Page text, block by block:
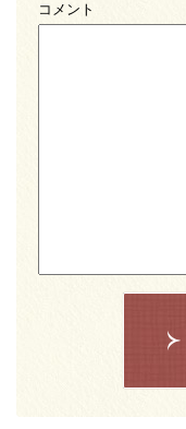
コメント